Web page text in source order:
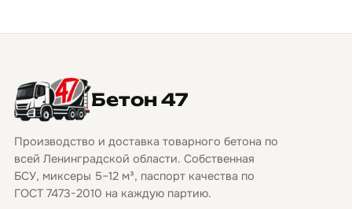
Бетон 47
Производство и доставка товарного бетона по
всей Ленинградской области. Собственная
БСУ, миксеры 5–12 м³, паспорт качества по
ГОСТ 7473-2010 на каждую партию.